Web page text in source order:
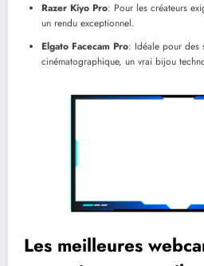
Razer Kiyo Pro: Pour les créateurs
un rendu exceptionnel.
Elgato Facecam Pro: Idéale pour des
cinématographique, un vrai bijou
Les meilleures